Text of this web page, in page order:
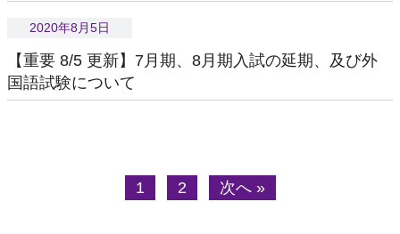
博士後期課程
入試情報
社会人の方へ
2020年8月5日
【重要 8/5 更新】7月期、8月期入試の延期、及び外
国語試験について
1 2 次へ »